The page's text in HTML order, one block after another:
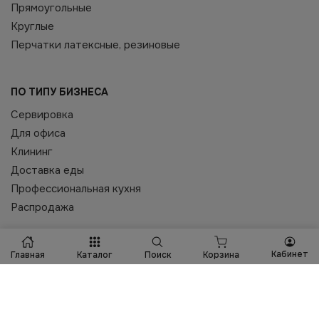
Прямоугольные
Круглые
Перчатки латексные, резиновые
ПО ТИПУ БИЗНЕСА
Сервировка
Для офиса
Клининг
Доставка еды
Профессиональная кухня
Распродажа
ИНФОРМАЦИЯ
Главная Каталог Поиск Корзина Кабинет